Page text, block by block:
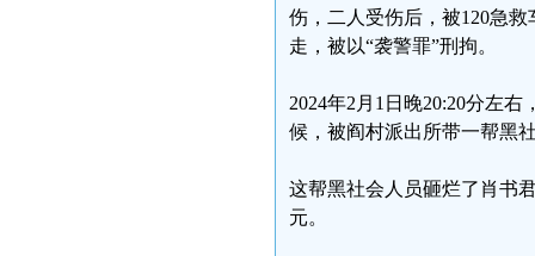
伤，二人受伤后，被120急
走，被以“袭警罪”刑拘。
2024年2月1日晚20:20分左
候，被阎村派出所带一帮黑
这帮黑社会人员砸烂了肖书
元。